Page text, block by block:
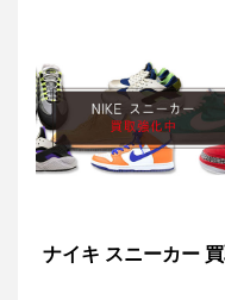
ナイキ スニーカー